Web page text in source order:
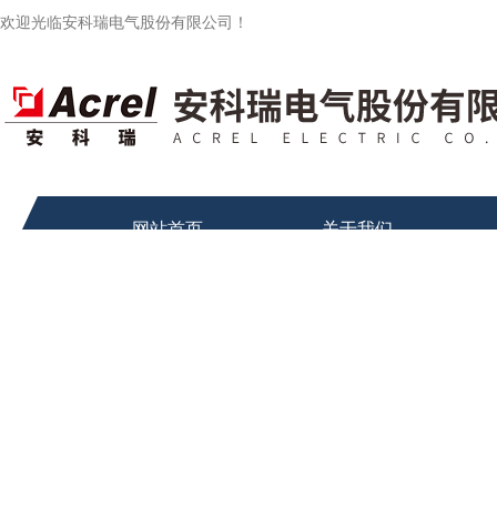
欢迎光临安科瑞电气股份有限公司！
网站首页 关于我们